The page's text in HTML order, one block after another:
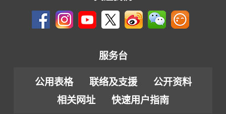
服务台
公用表格 联络及支援
公开资料
相关网址
快速用户指南